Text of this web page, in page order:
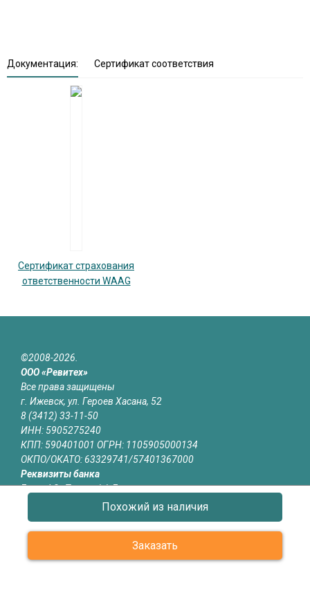
Похожий из наличия
Заказать
Документация: Сертификат соответствия
Сертификат страхования
ответственности WAAG
©2008-2026.
ООО «Ревитех»
Все права защищены
г. Ижевск, ул. Героев Хасана, 52
8 (3412) 33-11-50
ИНН: 5905275240
КПП: 590401001 ОГРН: 1105905000134
ОКПО/ОКАТО: 63329741/57401367000
Реквизиты банка
Банк: АО «Тинькофф Банк»
р/с: 40702810510001174340
к/с: 30101810145250000974
Юридическая информация
Информация на сайте izhevsk.revitech.ru не является публичной